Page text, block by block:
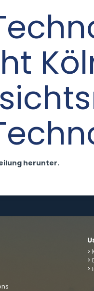
herunter.
>
>
>